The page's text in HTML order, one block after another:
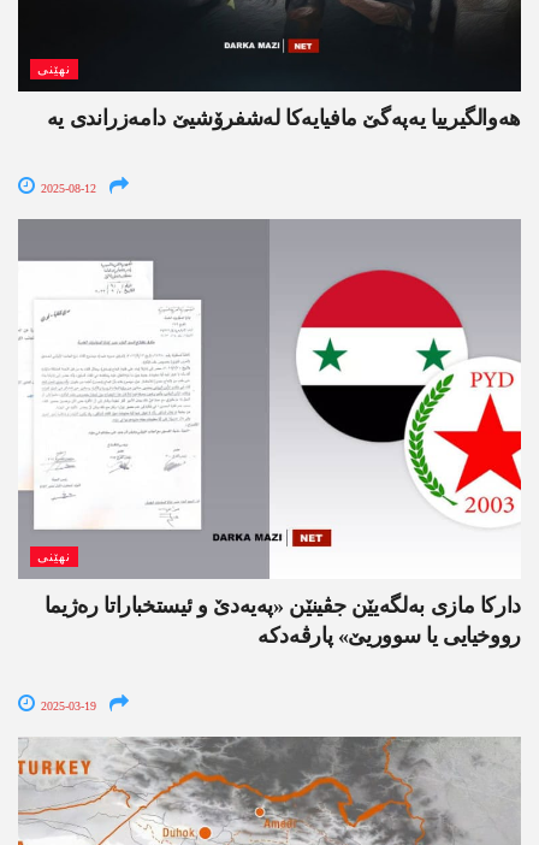
نھێنی
هه‌والگیرییا یه‌په‌گێ مافیایه‌كا له‌شفرۆشیێ دامه‌زراندی یه‌
2025-08-12
نھێنی
داركا مازی به‌لگه‌یێن جڤینێن «په‌یه‌دێ و ئیستخباراتا ره‌ژیما
رووخیایی یا سووریێ» پارڤه‌دكه
2025-03-19